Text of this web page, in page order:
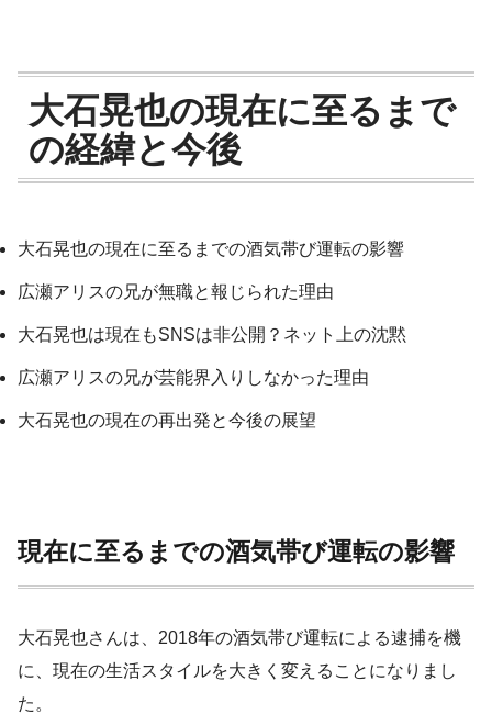
大石晃也の現在に至るまで
の経緯と今後
大石晃也の現在に至るまでの酒気帯び運転の影響
広瀬アリスの兄が無職と報じられた理由
大石晃也は現在もSNSは非公開？ネット上の沈黙
広瀬アリスの兄が芸能界入りしなかった理由
大石晃也の現在の再出発と今後の展望
現在に至るまでの酒気帯び運転の影響
大石晃也さんは、2018年の酒気帯び運転による逮捕を機
に、現在の生活スタイルを大きく変えることになりまし
た。